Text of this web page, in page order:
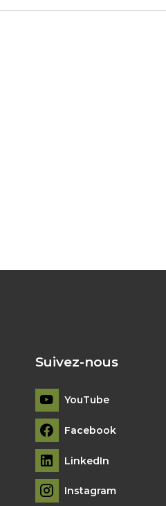
Suivez-nous
YouTube
Facebook
LinkedIn
Instagram